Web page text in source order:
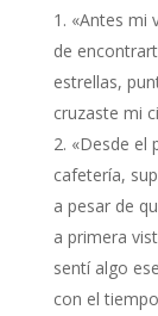
«Antes mi
de
estrellas,
cruzaste mi
«Desde el
cafetería,
a pesar de
a primera
sentí algo
con el